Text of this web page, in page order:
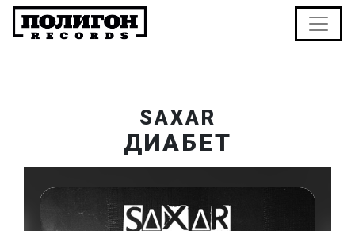
SAXAR
ДИАБЕТ